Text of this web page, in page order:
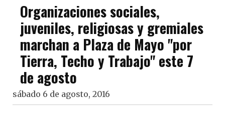
Organizaciones sociales,
juveniles, religiosas y gremiales
marchan a Plaza de Mayo "por
Tierra, Techo y Trabajo" este 7
de agosto
sábado 6 de agosto, 2016